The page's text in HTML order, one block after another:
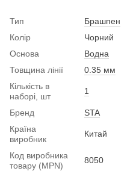
Тип
Брашпен
Колір
Чорний
Основа
Водна
Товщина лінії
0.35 мм
Кількість в
наборі, шт
1
Бренд
STA
Країна
виробник
Китай
Код виробника
товару (MPN)
8050